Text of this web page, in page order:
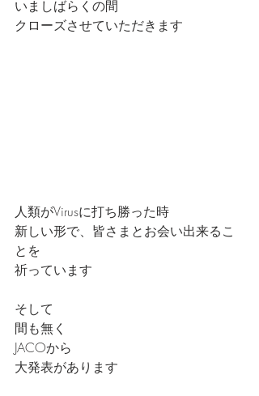
いましばらくの間
クローズさせていただきます
人類がVirusに打ち勝った時
新しい形で、皆さまとお会い出来るこ
とを
祈っています
そして
間も無く
JACOから
大発表があります